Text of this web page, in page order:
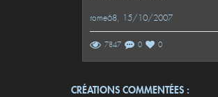
rome68, 15/10/2007
7847 0 0
CRÉATIONS COMMENTÉES :